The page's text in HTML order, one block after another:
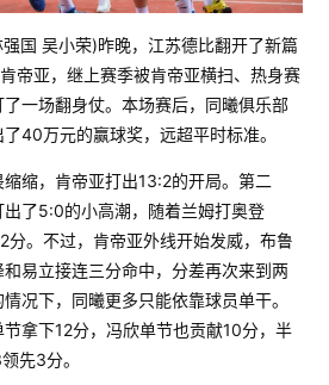
国 吴小荣)昨晚，江苏德比翻开了新篇
帝亚，继上赛季被肯帝亚横扫、热身赛
一场翻身仗。本场赛后，同曦俱乐部
40万元的赢球奖，远超平时标准。
缩，肯帝亚打出13:2的开局。第二
了5:0的小高潮，随着兰姆打奥登
分。不过，肯帝亚外线开始发威，布鲁
易立接连三分命中，分差再次来到两
况下，同曦更多只能依靠球员单干。
拿下12分，冯欣单节也贡献10分，半
先3分。